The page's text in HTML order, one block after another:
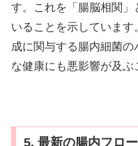
す。これを「腸脳相関」
いることを示していま
成に関与する腸内細菌
な健康にも悪影響が及ぶ
5. 最新の腸内フロ